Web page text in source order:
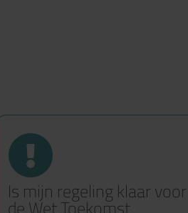
Is mijn regeling klaar voor
de Wet Toekomst